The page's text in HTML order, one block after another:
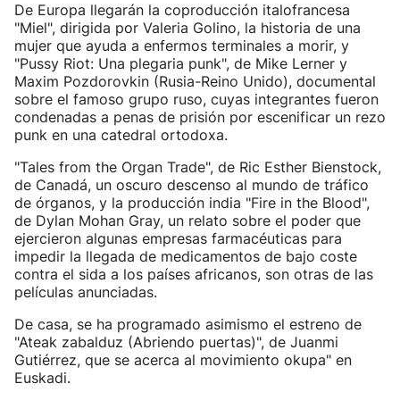
De Europa llegarán la coproducción italofrancesa
"Miel", dirigida por Valeria Golino, la historia de una
mujer que ayuda a enfermos terminales a morir, y
"Pussy Riot: Una plegaria punk", de Mike Lerner y
Maxim Pozdorovkin (Rusia-Reino Unido), documental
sobre el famoso grupo ruso, cuyas integrantes fueron
condenadas a penas de prisión por escenificar un rezo
punk en una catedral ortodoxa.
"Tales from the Organ Trade", de Ric Esther Bienstock,
de Canadá, un oscuro descenso al mundo de tráfico
de órganos, y la producción india "Fire in the Blood",
de Dylan Mohan Gray, un relato sobre el poder que
ejercieron algunas empresas farmacéuticas para
impedir la llegada de medicamentos de bajo coste
contra el sida a los países africanos, son otras de las
películas anunciadas.
De casa, se ha programado asimismo el estreno de
"Ateak zabalduz (Abriendo puertas)", de Juanmi
Gutiérrez, que se acerca al movimiento okupa" en
Euskadi.